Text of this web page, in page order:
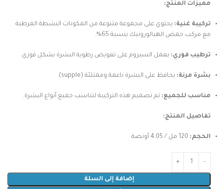
مميزات المنتج:
تركيبة غنية: يحتوي على مجموعة متنوعة من المكونات النشطة المرطبة
مع مركب حمض الهيالورونيك بنسبة 65%.
ترطيب فوري: يعمل السيروم على تعويض رطوبة البشرة بشكل فوري.
بشرة مرنة: يحافظ على البشرة ناعمة وممتلئة (supple).
مناسب للجميع: تم تصميم هذه التركيبة لتناسب جميع أنواع البشرة.
تفاصيل المنتج:
الحجم:
إضافة إلى السلة